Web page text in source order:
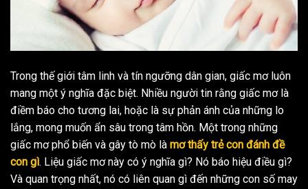
Trong thế giới tâm linh và tín ngưỡng dân gian, giấc mơ luôn
mang một ý nghĩa đặc biệt. Nhiều người tin rằng giấc mơ là
điềm báo cho tương lai, hoặc là sự phản ánh của những lo
lắng, mong muốn ẩn sâu trong tâm hồn. Một trong những
giấc mơ phổ biến và gây tò mò là mơ thấy trẻ con đánh đề
con gì. Liệu giấc mơ này có ý nghĩa gì? Nó báo hiệu điều gì?
Và quan trọng nhất, nó có liên quan gì đến những con số may